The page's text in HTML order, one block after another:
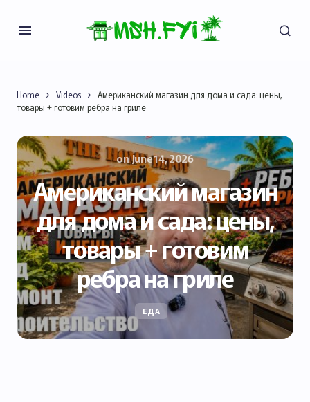
Home Videos
Американский магазин для дома и сада: цены,
товары + готовим ребра на гриле
onJune 14, 2026
Американский магазин
для дома и сада: цены,
товары + готовим
ребра на гриле
ЕДА